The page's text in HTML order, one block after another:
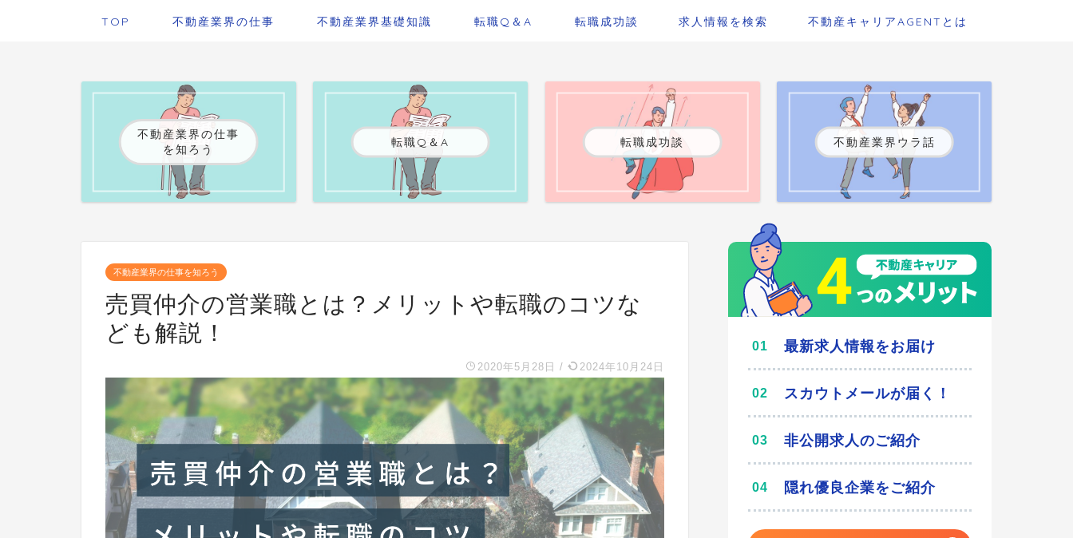
TOP 不動産業界の仕事 不動産業界基礎知識 転職Q＆A 転職成功談 求人情報を検索 不動産キャリアAGENTとは
不動産業界の仕事
を知ろう
転職Q＆A 転職成功談 不動産業界ウラ話
不動産業界の仕事を知ろう
売買仲介の営業職とは？メリットや転職のコツな
ども解説！
2020年5月28日 / 2024年10月24日
最新求人情報をお届け
スカウトメールが届く！
非公開求人のご紹介
隠れ優良企業をご紹介